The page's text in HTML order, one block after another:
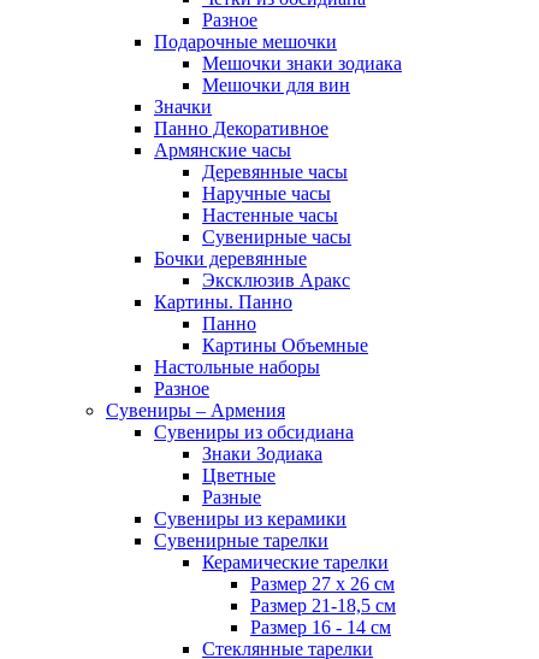
Разное
Подарочные мешочки
Мешочки знаки зодиака
Мешочки для вин
Значки
Панно Декоративное
Армянские часы
Деревянные часы
Наручные часы
Настенные часы
Сувенирные часы
Бочки деревянные
Эксклюзив Аракс
Картины. Панно
Панно
Картины Объемные
Настольные наборы
Разное
Сувениры – Армения
Сувениры из обсидиана
Знаки Зодиака
Цветные
Разные
Сувениры из керамики
Сувенирные тарелки
Керамические тарелки
Размер 27 х 26 см
Размер 21-18,5 см
Размер 16 - 14 см
Стеклянные тарелки